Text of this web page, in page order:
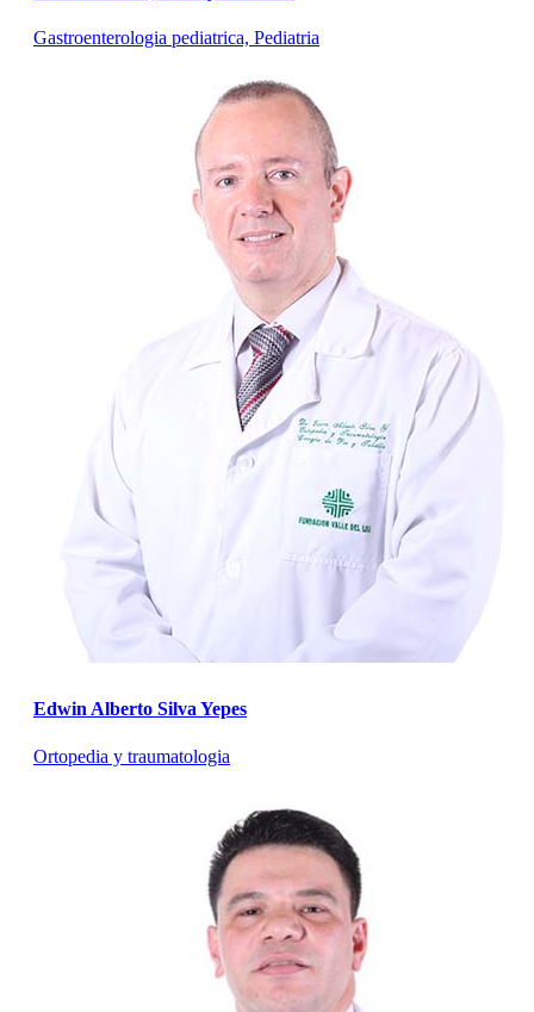
Gastroenterologia pediatrica, Pediatria
Edwin Alberto Silva Yepes
Ortopedia y traumatologia